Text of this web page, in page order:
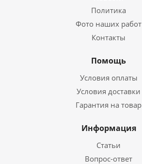
Политика
Фото наших работ
Контакты
Помощь
Условия оплаты
Условия доставки
Гарантия на товар
Информация
Статьи
Вопрос-ответ